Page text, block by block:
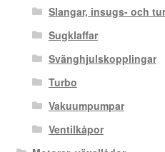
Slangar, insugs- och
Sugklaffar
Svänghjulskopplingar
Turbo
Vakuumpumpar
Ventilkåpor